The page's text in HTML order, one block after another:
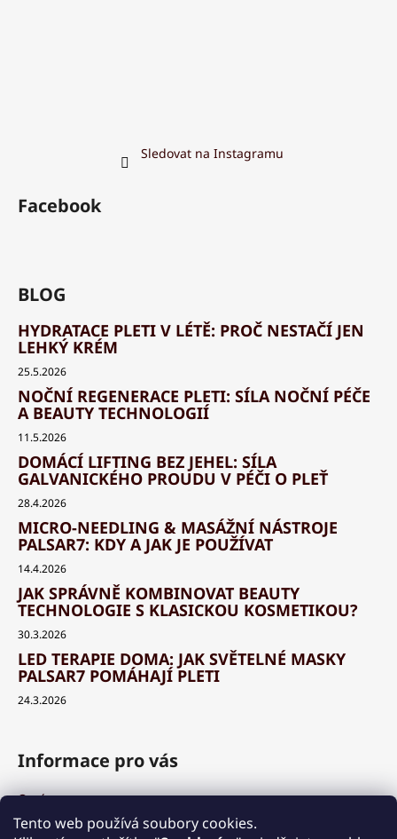
Tento web používá soubory cookies.
Sledovat na Instagramu
Facebook
BLOG
HYDRATACE PLETI V LÉTĚ: PROČ NESTAČÍ JEN
LEHKÝ KRÉM
25.5.2026
NOČNÍ REGENERACE PLETI: SÍLA NOČNÍ PÉČE
A BEAUTY TECHNOLOGIÍ
11.5.2026
DOMÁCÍ LIFTING BEZ JEHEL: SÍLA
GALVANICKÉHO PROUDU V PÉČI O PLEŤ
28.4.2026
MICRO-NEEDLING & MASÁŽNÍ NÁSTROJE
PALSAR7: KDY A JAK JE POUŽÍVAT
14.4.2026
JAK SPRÁVNĚ KOMBINOVAT BEAUTY
TECHNOLOGIE S KLASICKOU KOSMETIKOU?
30.3.2026
LED TERAPIE DOMA: JAK SVĚTELNÉ MASKY
PALSAR7 POMÁHAJÍ PLETI
24.3.2026
Informace pro vás
O nás
Výhody a garance